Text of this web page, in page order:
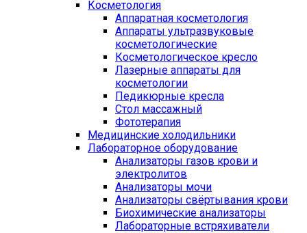
Косметология
Аппаратная косметология
Аппараты ультразвуковые
косметологические
Косметологическое кресло
Лазерные аппараты для
косметологии
Педикюрные кресла
Стол массажный
Фототерапия
Медицинские холодильники
Лабораторное оборудование
Анализаторы газов крови и
электролитов
Анализаторы мочи
Анализаторы свёртывания крови
Биохимические анализаторы
Лабораторные встряхиватели